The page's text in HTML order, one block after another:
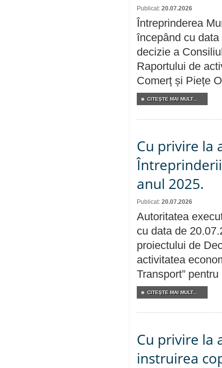
Publicat: 20.07.2026
Întreprinderea
începând cu
decizie a
Raportului de
Comerț și Piețe
CITEŞTE MAI MULT...
Cu privire la
anul 2025.
Publicat: 20.07.2026
Autoritatea
cu data de
proiectului de
activitatea
Transport” pentru
CITEŞTE MAI MULT...
Cu privire la
instruirea